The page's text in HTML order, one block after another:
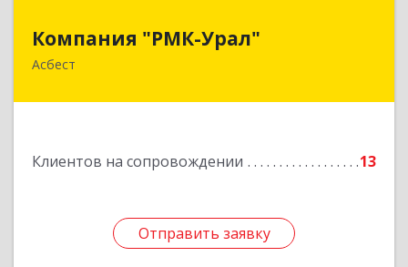
Компания "РМК-Урал"
Асбест
Клиентов на сопровождении 13
Отправить заявку
Отправить заявку